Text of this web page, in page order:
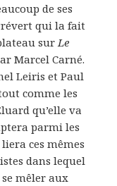
de ses
qui la fait
surLe
Marcel Carné.
Leiris et Paul
comme les
qu’elle va
parmi les
ces mêmes
dans lequel
se mêler aux